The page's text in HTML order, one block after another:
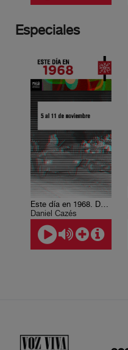
Especiales
Este día en 1968. Del 5 al 11 de noviembre.
Daniel Cazés